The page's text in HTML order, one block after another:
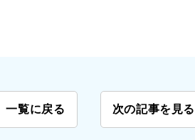
一覧に戻る 次の記事を見る